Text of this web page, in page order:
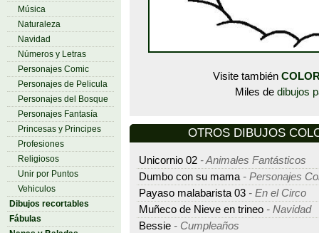
Música
Naturaleza
Navidad
Números y Letras
Personajes Comic
Personajes de Pelicula
Personajes del Bosque
Personajes Fantasía
Princesas y Principes
Profesiones
Religiosos
Unir por Puntos
Vehiculos
Dibujos recortables
Fábulas
Visite también
Miles de dibujos
OTROS DIBUJOS
Unicornio 02 - Animales Fantásticos
Dumbo con su mama - Personajes
Payaso malabarista 03 - En el Circo
Muñeco de Nieve en trineo - Navidad
Bessie - Cumpleaños